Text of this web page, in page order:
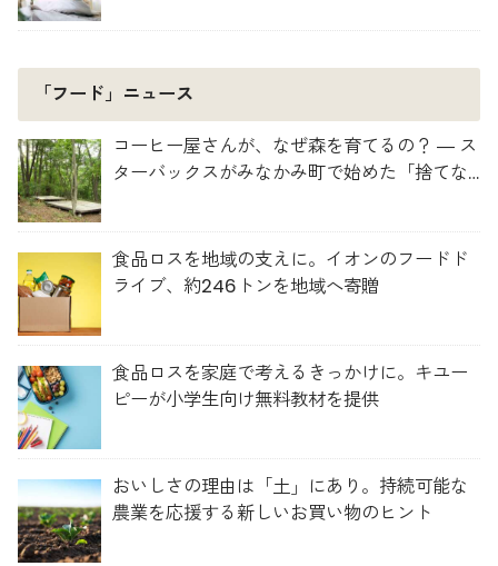
「フード」ニュース
コーヒー屋さんが、なぜ森を育てるの？ ― ス
ターバックスがみなかみ町で始めた「捨てな
食品ロスを地域の支えに。イオンのフードド
ライブ、約246トンを地域へ寄贈
食品ロスを家庭で考えるきっかけに。キユー
ピーが小学生向け無料教材を提供
おいしさの理由は「土」にあり。持続可能な
農業を応援する新しいお買い物のヒント